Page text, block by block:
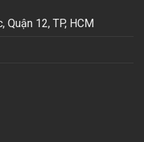
Quận 12, TP, HCM